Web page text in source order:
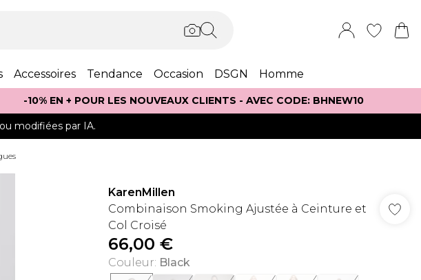
Accessoires Tendance Occasion DSGN Homme
-10% EN + POUR LES NOUVEAUX CLIENTS - AVEC CODE: BHNEW10
modifiées par IA.
KarenMillen
Combinaison Smoking Ajustée à Ceinture et
Col Croisé
66,00 €
Couleur: Black